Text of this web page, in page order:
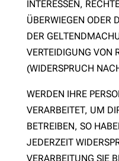
INTERESSEN,
ÜBERWIEGEN ODER
DER
VERTEIDIGUNG VON
(WIDERSPRUCH
WERDEN IHRE
VERARBEITET, UM
BETREIBEN, SO
JEDERZEIT
VERARBEITUNG SIE